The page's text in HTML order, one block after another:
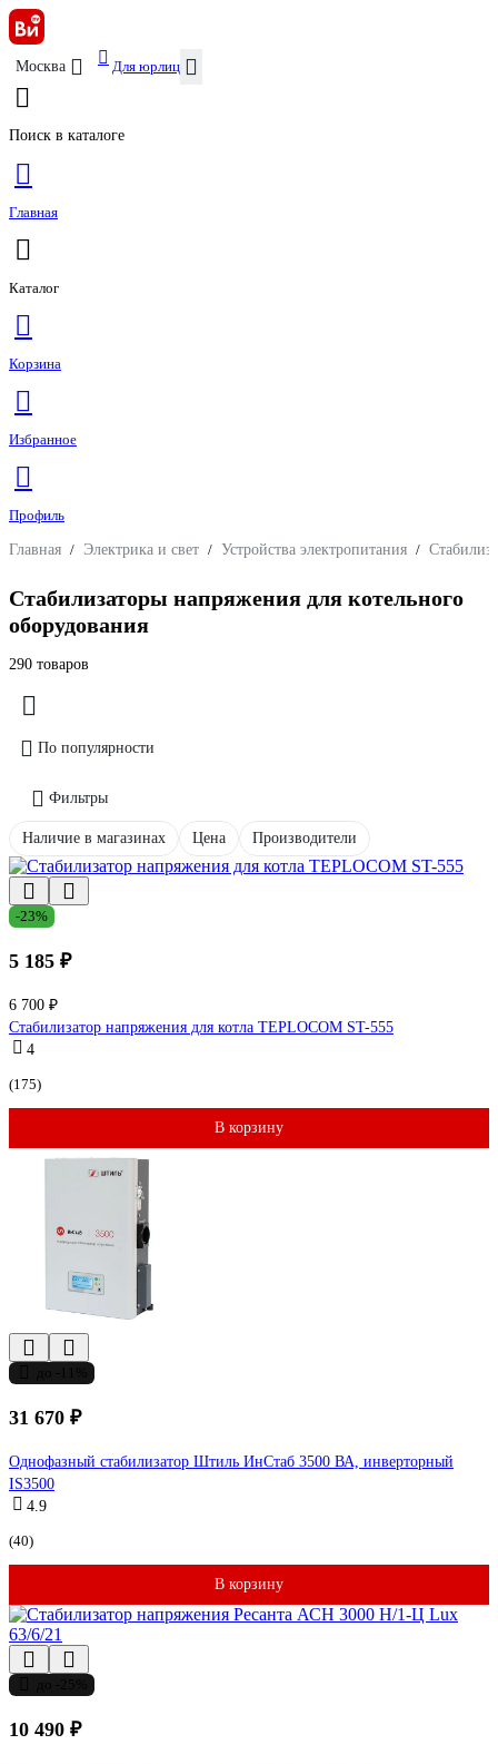
Москва Для юрлиц
Поиск в каталоге
Главная
Каталог
Корзина
Избранное
Профиль
Главная / Электрика и свет / Устройства электропитания /
Стабилизаторы напряжения для котельного
оборудования
290 товаров
По популярности
Фильтры
Наличие в магазинах Цена Производители
-23%
5 185 ₽
6 700 ₽
Стабилизатор напряжения для котла TEPLOCOM ST-555
4
(175)
В корзину
31 670 ₽
Однофазный стабилизатор Штиль ИнСтаб 3500 ВА, инверторный
IS3500
4.9
(40)
В корзину
10 490 ₽